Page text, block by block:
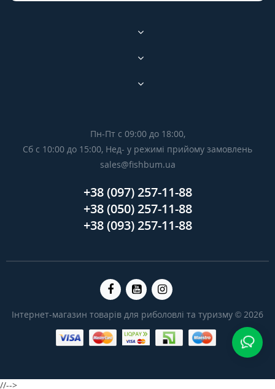
Пн-Пт с 09:00 до 18:00,
Сб с 10:00 до 15:00, Нед- у режимі прийому замовлень
sales@fishbum.ua
+38 (097) 257-11-88
+38 (050) 257-11-88
+38 (093) 257-11-88
Інтернет-магазин товарів для риболовлі та туризму © 2026
//-->